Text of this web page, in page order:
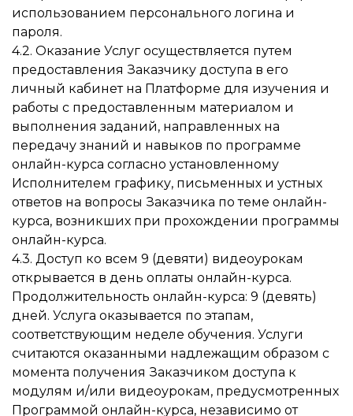
использованием персонального логина и
пароля.
4.2. Оказание Услуг осуществляется путем
предоставления Заказчику доступа в его
личный кабинет на Платформе для изучения и
работы с предоставленным материалом и
выполнения заданий, направленных на
передачу знаний и навыков по программе
онлайн-курса согласно установленному
Исполнителем графику, письменных и устных
ответов на вопросы Заказчика по теме онлайн-
курса, возникших при прохождении программы
онлайн-курса.
4.3. Доступ ко всем 9 (девяти) видеоурокам
открывается в день оплаты онлайн-курса.
Продолжительность онлайн-курса: 9 (девять)
дней. Услуга оказывается по этапам,
соответствующим неделе обучения. Услуги
считаются оказанными надлежащим образом с
момента получения Заказчиком доступа к
модулям и/или видеоурокам, предусмотренных
Программой онлайн-курса, независимо от